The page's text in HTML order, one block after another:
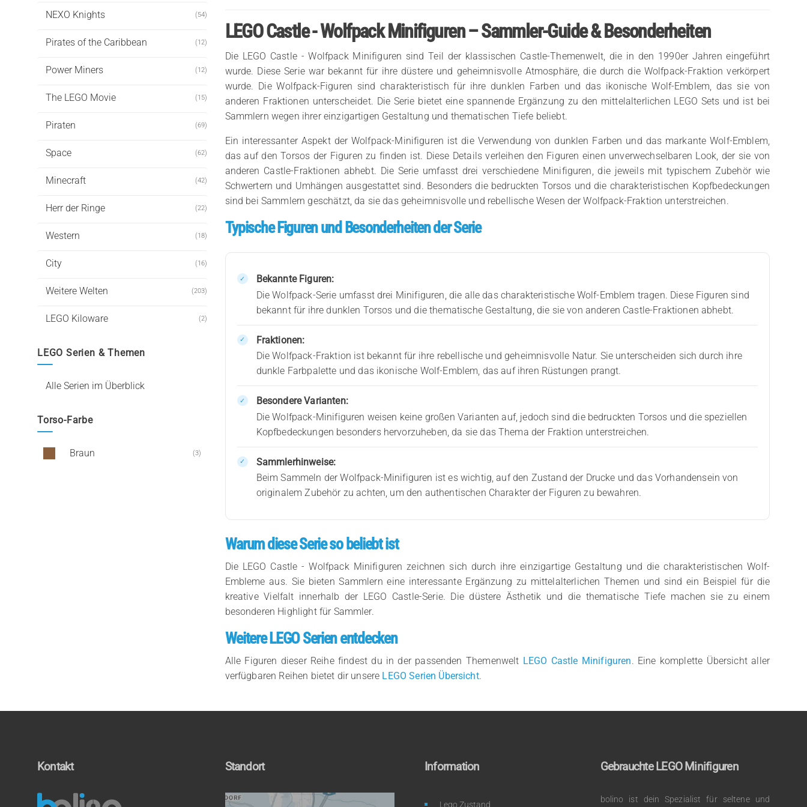
NEXO Knights (54)
Pirates of the Caribbean (12)
Power Miners (12)
The LEGO Movie (15)
Piraten (69)
Space (62)
Minecraft (42)
Herr der Ringe (22)
Western (18)
City (16)
Weitere Welten (203)
LEGO Kiloware (2)
LEGO Serien & Themen
Alle Serien im Überblick
Torso-Farbe
Braun (3)
LEGO Castle - Wolfpack Minifiguren – Sammler-Guide & Besonderheiten
Die LEGO Castle - Wolfpack Minifiguren sind Teil der klassischen Castle-Themenwelt, die in den 1990er Jahren eingeführt
wurde. Diese Serie war bekannt für ihre düstere und geheimnisvolle Atmosphäre, die durch die Wolfpack-Fraktion verkörpert
wurde. Die Wolfpack-Figuren sind charakteristisch für ihre dunklen Farben und das ikonische Wolf-Emblem, das sie von
anderen Fraktionen unterscheidet. Die Serie bietet eine spannende Ergänzung zu den mittelalterlichen LEGO Sets und ist bei
Sammlern wegen ihrer einzigartigen Gestaltung und thematischen Tiefe beliebt.
Ein interessanter Aspekt der Wolfpack-Minifiguren ist die Verwendung von dunklen Farben und das markante Wolf-Emblem,
das auf den Torsos der Figuren zu finden ist. Diese Details verleihen den Figuren einen unverwechselbaren Look, der sie von
anderen Castle-Fraktionen abhebt. Die Serie umfasst drei verschiedene Minifiguren, die jeweils mit typischem Zubehör wie
Schwertern und Umhängen ausgestattet sind. Besonders die bedruckten Torsos und die charakteristischen Kopfbedeckungen
sind bei Sammlern geschätzt, da sie das geheimnisvolle und rebellische Wesen der Wolfpack-Fraktion unterstreichen.
Typische Figuren und Besonderheiten der Serie
Bekannte Figuren:
Die Wolfpack-Serie umfasst drei Minifiguren, die alle das charakteristische Wolf-Emblem tragen. Diese Figuren sind
bekannt für ihre dunklen Torsos und die thematische Gestaltung, die sie von anderen Castle-Fraktionen abhebt.
Fraktionen:
Die Wolfpack-Fraktion ist bekannt für ihre rebellische und geheimnisvolle Natur. Sie unterscheiden sich durch ihre
dunkle Farbpalette und das ikonische Wolf-Emblem, das auf ihren Rüstungen prangt.
Besondere Varianten:
Die Wolfpack-Minifiguren weisen keine großen Varianten auf, jedoch sind die bedruckten Torsos und die speziellen
Kopfbedeckungen besonders hervorzuheben, da sie das Thema der Fraktion unterstreichen.
Sammlerhinweise:
Beim Sammeln der Wolfpack-Minifiguren ist es wichtig, auf den Zustand der Drucke und das Vorhandensein von
originalem Zubehör zu achten, um den authentischen Charakter der Figuren zu bewahren.
Warum diese Serie so beliebt ist
Die LEGO Castle - Wolfpack Minifiguren zeichnen sich durch ihre einzigartige Gestaltung und die charakteristischen Wolf-
Embleme aus. Sie bieten Sammlern eine interessante Ergänzung zu mittelalterlichen Themen und sind ein Beispiel für die
kreative Vielfalt innerhalb der LEGO Castle-Serie. Die düstere Ästhetik und die thematische Tiefe machen sie zu einem
besonderen Highlight für Sammler.
Weitere LEGO Serien entdecken
Alle Figuren dieser Reihe findest du in der passenden Themenwelt LEGO Castle Minifiguren. Eine komplette Übersicht aller
verfügbaren Reihen bietet dir unsere LEGO Serien Übersicht.
Kontakt Standort Information
Lego Zustand
Gebrauchte LEGO Minifiguren
bolino ist dein Spezialist für seltene und